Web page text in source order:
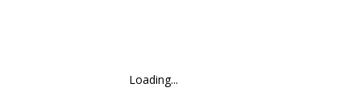
Loading...